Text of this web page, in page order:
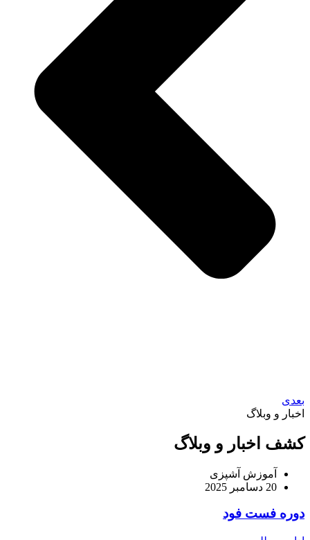
بعدی
اخبار و وبلاگ
کشف اخبار و وبلاگ
آموزش آشپزی
20 دسامبر 2025
دوره فست فود